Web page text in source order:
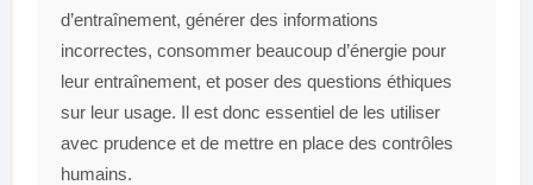
d’entraînement, générer des informations
incorrectes, consommer beaucoup d’énergie pour
leur entraînement, et poser des questions éthiques
sur leur usage. Il est donc essentiel de les utiliser
avec prudence et de mettre en place des contrôles
humains.